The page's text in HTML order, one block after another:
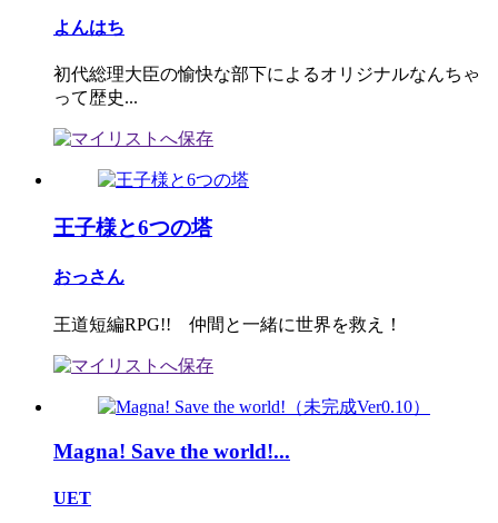
よんはち
初代総理大臣の愉快な部下によるオリジナルなんちゃ
って歴史...
王子様と6つの塔
おっさん
王道短編RPG!! 仲間と一緒に世界を救え！
Magna! Save the world!...
UET